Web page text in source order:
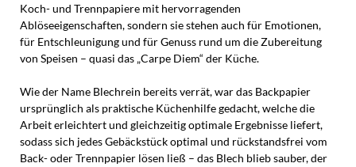
Koch- und Trennpapiere mit hervorragenden
Ablöseeigenschaften, sondern sie stehen auch für Emotionen,
für Entschleunigung und für Genuss rund um die Zubereitung
von Speisen – quasi das „Carpe Diem“ der Küche.
Wie der Name Blechrein bereits verrät, war das Backpapier
ursprünglich als praktische Küchenhilfe gedacht, welche die
Arbeit erleichtert und gleichzeitig optimale Ergebnisse liefert,
sodass sich jedes Gebäckstück optimal und rückstandsfrei vom
Back- oder Trennpapier lösen ließ – das Blech blieb sauber, der